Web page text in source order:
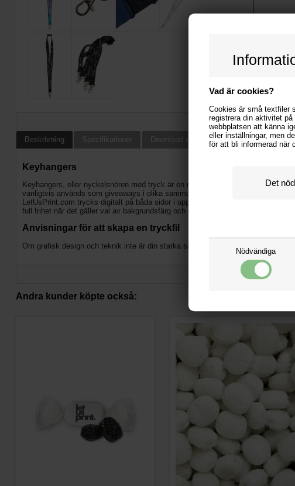
Vad är cookies?
Cookies är små textfiler
registrera din aktivitet
webbplatsen att känna
eller inställningar, men
för att bli informerad när
Nödvändiga
Beskrivning Specifikationer Download design instruktioner och mall
Keyhangers
Keyhangers, eller nyckelsnören med tryck är en mycket populär
vanligtvis används som giveaways i olika sammanhang når ditt budskap ut till
LetUsPrint.com trycks digitalt på båda sidor i upp till 4+4 färger. De är också
full frihet när det gäller val av bakgrundsfärg och design eftersom vi trycker
Anvisningar för att skapa en tryckfil
Om grafisk design och teknik inte är din starka sida, erbjuder vi grafisk
Andra kunder köpte också: